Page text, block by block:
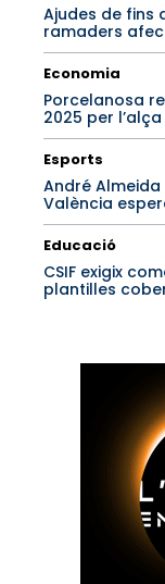
Ajudes de fins
ramaders
Economia
Porcelanosa
2025 per
Esports
André
València
Educació
CSIF exigix
plantilles